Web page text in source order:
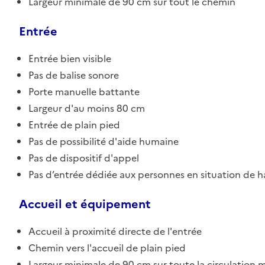
Entrée
Entrée bien visible
Pas de balise sonore
Porte manuelle battante
Largeur d'au moins 80 cm
Entrée de plain pied
Pas de possibilité d'aide humaine
Pas de dispositif d'appel
Pas d’entrée dédiée aux personnes en situation de
Accueil et équipement
Accueil à proximité directe de l'entrée
Chemin vers l'accueil de plain pied